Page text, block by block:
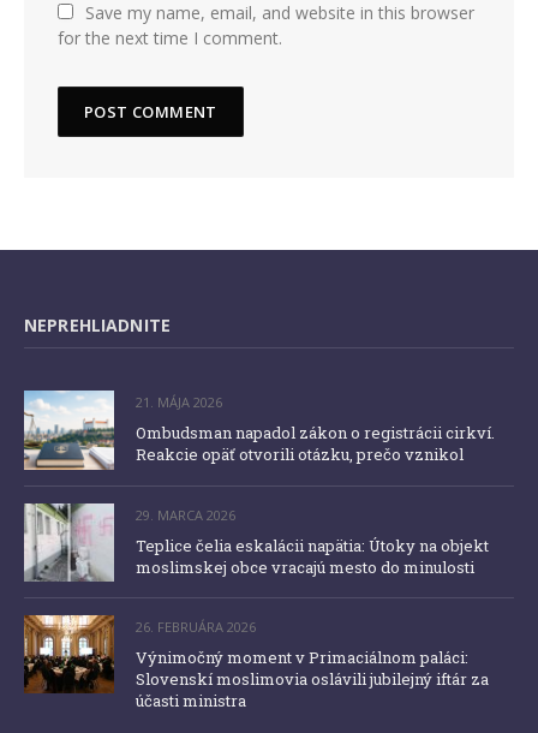
Save my name, email, and website in this browser
for the next time I comment.
NEPREHLIADNITE
21. MÁJA 2026
Ombudsman napadol zákon o registrácii cirkví.
Reakcie opäť otvorili otázku, prečo vznikol
29. MARCA 2026
Teplice čelia eskalácii napätia: Útoky na objekt
moslimskej obce vracajú mesto do minulosti
26. FEBRUÁRA 2026
Výnimočný moment v Primaciálnom paláci:
Slovenskí moslimovia oslávili jubilejný iftár za
účasti ministra